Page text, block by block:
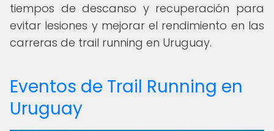
tiempos de descanso y recuperación para
evitar lesiones y mejorar el rendimiento en las
carreras de trail running en Uruguay.
Eventos de Trail Running en
Uruguay